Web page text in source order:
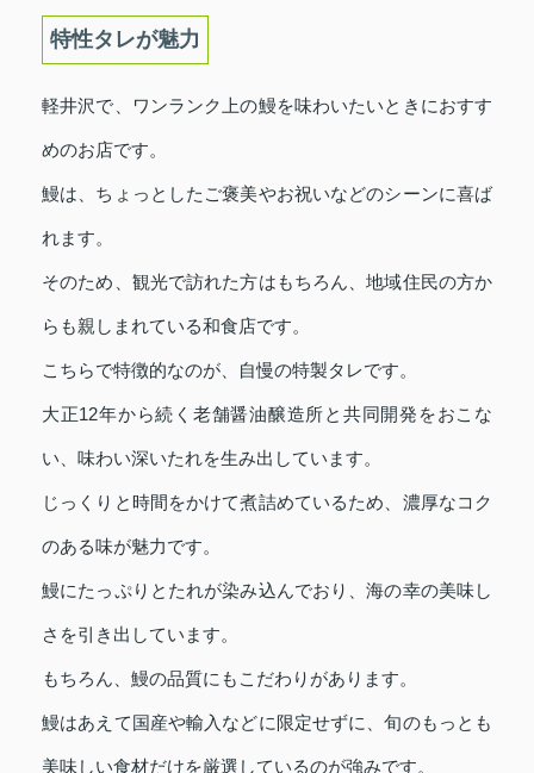
特性タレが魅力
軽井沢で、ワンランク上の鰻を味わいたいときにおすす
めのお店です。
鰻は、ちょっとしたご褒美やお祝いなどのシーンに喜ば
れます。
そのため、観光で訪れた方はもちろん、地域住民の方か
らも親しまれている和食店です。
こちらで特徴的なのが、自慢の特製タレです。
大正12年から続く老舗醤油醸造所と共同開発をおこな
い、味わい深いたれを生み出しています。
じっくりと時間をかけて煮詰めているため、濃厚なコク
のある味が魅力です。
鰻にたっぷりとたれが染み込んでおり、海の幸の美味し
さを引き出しています。
もちろん、鰻の品質にもこだわりがあります。
鰻はあえて国産や輸入などに限定せずに、旬のもっとも
美味しい食材だけを厳選しているのが強みです。